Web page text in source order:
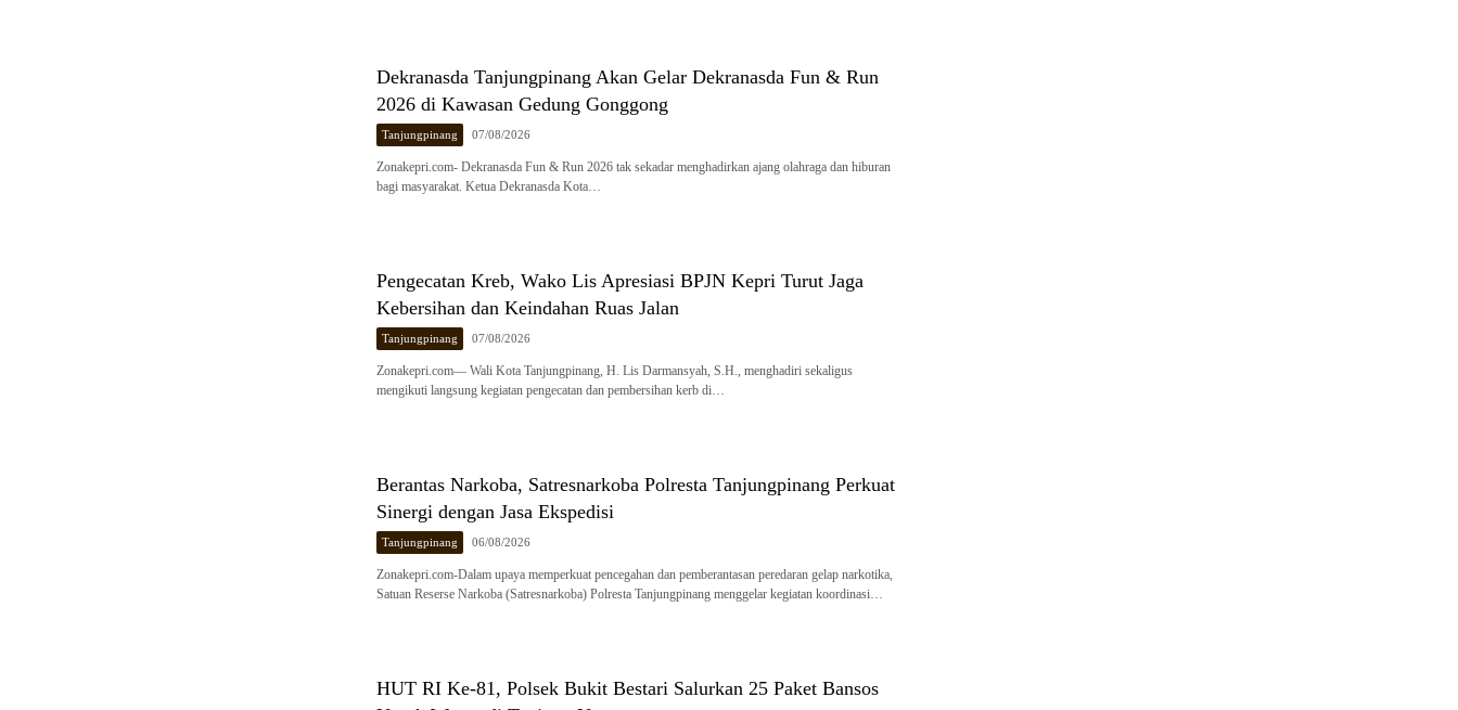
Dekranasda Tanjungpinang Akan Gelar Dekranasda Fun & Run
2026 di Kawasan Gedung Gonggong
Tanjungpinang 07/08/2026
Zonakepri.com- Dekranasda Fun & Run 2026 tak sekadar menghadirkan ajang olahraga dan hiburan
bagi masyarakat. Ketua Dekranasda Kota…
Pengecatan Kreb, Wako Lis Apresiasi BPJN Kepri Turut Jaga
Kebersihan dan Keindahan Ruas Jalan
Tanjungpinang 07/08/2026
Zonakepri.com— Wali Kota Tanjungpinang, H. Lis Darmansyah, S.H., menghadiri sekaligus
mengikuti langsung kegiatan pengecatan dan pembersihan kerb di…
Berantas Narkoba, Satresnarkoba Polresta Tanjungpinang Perkuat
Sinergi dengan Jasa Ekspedisi
Tanjungpinang 06/08/2026
Zonakepri.com-Dalam upaya memperkuat pencegahan dan pemberantasan peredaran gelap narkotika,
Satuan Reserse Narkoba (Satresnarkoba) Polresta Tanjungpinang menggelar kegiatan koordinasi…
HUT RI Ke-81, Polsek Bukit Bestari Salurkan 25 Paket Bansos